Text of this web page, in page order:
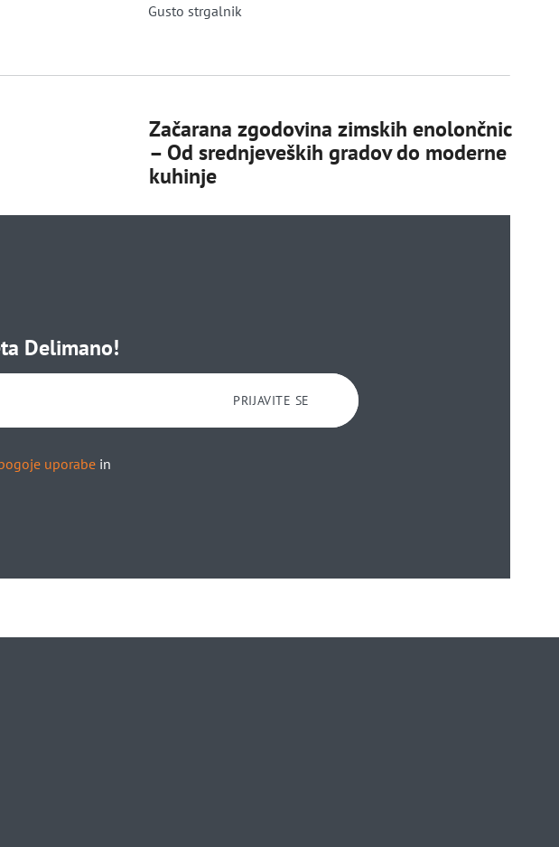
Gusto strgalnik
Začarana zgodovina zimskih enolončnic
– Od srednjeveških gradov do moderne
kuhinje
Delimano!
PRIJAVITE SE
uporabein